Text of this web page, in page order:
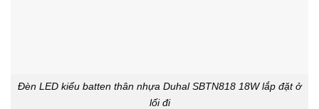
Đèn LED kiểu batten thân nhựa Duhal SBTN818 18W lắp đặt ở
lối đi